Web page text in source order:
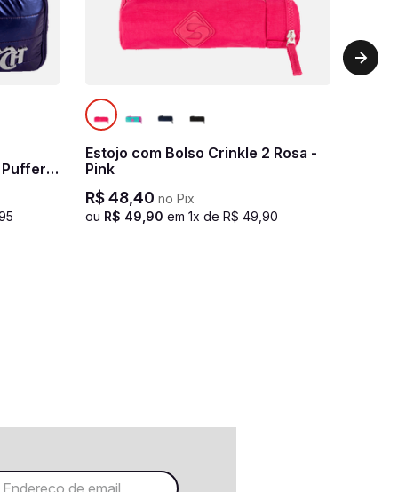
Estojo com Bolso Crinkle 2 Rosa -
Pink
R$ 48,40 no Pix
ou R$ 49,90 em 1x de R$ 49,90